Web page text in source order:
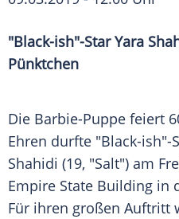
"Black-ish"-StarYara
Pünktchen
Die Barbie-Puppe feiert
Ehren durfte "Black-ish"-
Shahidi (19, "Salt") am
Empire State Building in
Für ihren großen Auftritt